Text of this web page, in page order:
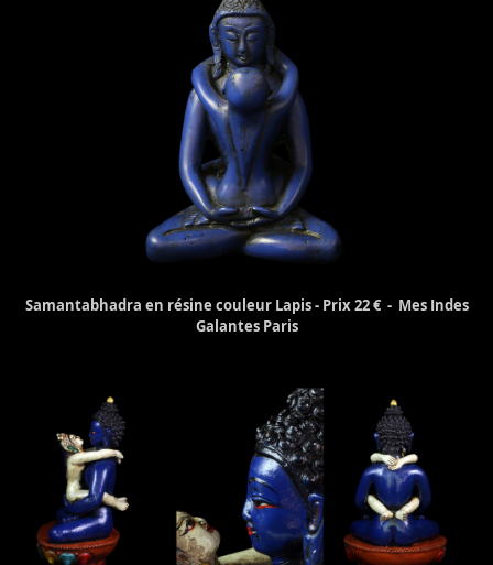
Samantabhadra en résine couleur Lapis - Prix 22 € - Mes Indes
Galantes Paris